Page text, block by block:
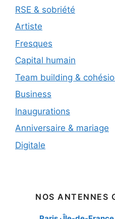
RSE & sobriété
Artiste
Fresques
Capital humain
Team building &
Business
Inaugurations
Anniversaire & mariage
Digitale
NOS ANTENNES